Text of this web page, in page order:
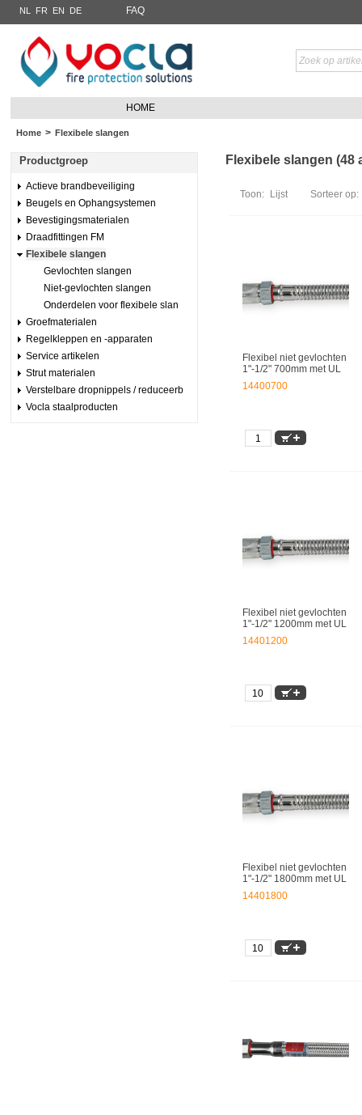
NL FR EN DE FAQ
HOME
Home > Flexibele slangen
Productgroep
Actieve brandbeveiliging
Beugels en Ophangsystemen
Bevestigingsmaterialen
Draadfittingen FM
Flexibele slangen
Gevlochten slangen
Niet-gevlochten slangen
Onderdelen voor flexibele slan
Groefmaterialen
Regelkleppen en -apparaten
Service artikelen
Strut materialen
Verstelbare dropnippels / reduceerb
Vocla staalproducten
Flexibele slangen (48
Toon: Lijst Sorteer op:
Flexibel niet gevlochten
1"-1/2" 700mm met UL
14400700
Flexibel niet gevlochten
1"-1/2" 1200mm met UL
14401200
Flexibel niet gevlochten
1"-1/2" 1800mm met UL
14401800